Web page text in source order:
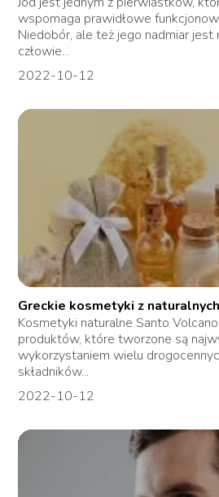
wspomaga prawidłowe
Niedobór, ale też jego nadmiar jest
człowie...
2022-10-12
Greckie kosmetyki z
Kosmetyki naturalne Santo
produktów, które tworzone są
wykorzystaniem wielu
składników...
2022-10-12